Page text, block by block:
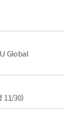
Global
11/30)